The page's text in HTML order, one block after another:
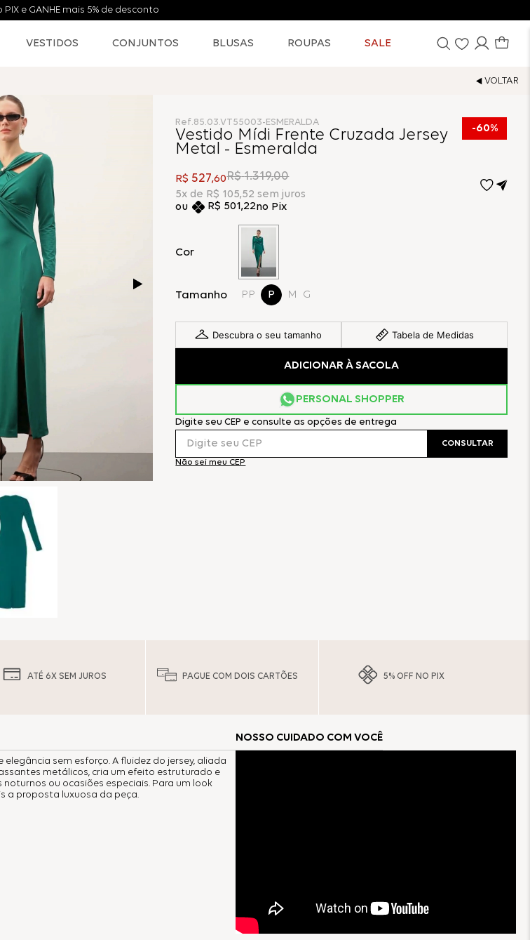
PIX e GANHE mais 5% de desconto
VESTIDOS CONJUNTOS BLUSAS ROUPAS SALE
60%
Ref.85.03.VT55003-ESMERALDA
Vestido Mídi Frente Cruzada Jersey
Metal - Esmeralda
R$ 527,60R$ 1.319,00
5x de R$ 105,52 sem juros
R$ 501,22no Pix
Cor
Tamanho PP P M G
Descubra o seu tamanho Tabela de Medidas
ADICIONAR À SACOLA
PERSONAL SHOPPER
Digite seu CEP e consulte as opções de entrega
Não sei meu CEP
CONSULTAR
ATÉ 6X SEM JUROS PAGUE COM DOIS CARTÕES 5% OFF NO PIX
sem esforço. A fluidez do jersey, aliada
metálicos, cria um efeito estruturado e
ou ocasiões especiais. Para um look
a proposta luxuosa da peça.
NOSSO CUIDADO COM VOCÊ